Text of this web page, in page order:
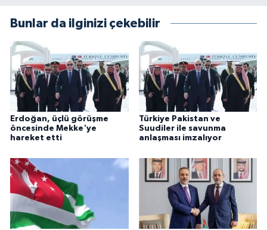
Bunlar da ilginizi çekebilir
Erdoğan, üçlü görüşme
öncesinde Mekke'ye
hareket etti
Türkiye Pakistan ve
Suudiler ile savunma
anlaşması imzalıyor